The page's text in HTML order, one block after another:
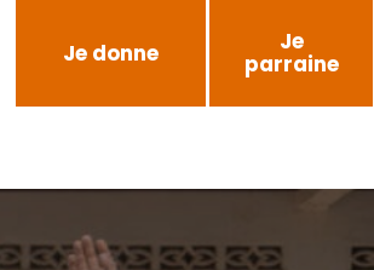
Je donne Je
parraine